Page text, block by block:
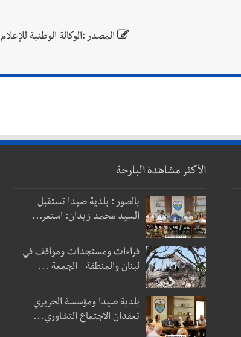
المصدر :الوكالة الوطنية للإعلام
الأكثر مشاهدة البارحة
بالصور : بلدية صيدا تستقبل
السيد محمد زيدان: استعر...
قراءات ومستجدات ومواقف في
لبنان والمنطقة - الجمعة ...
بلدية صيدا ومؤسسة الحريري
تعقدان الاجتماع التشاوري...